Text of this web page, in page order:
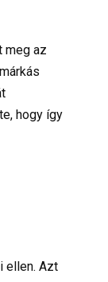
meg az
hogy így
ellen. Azt